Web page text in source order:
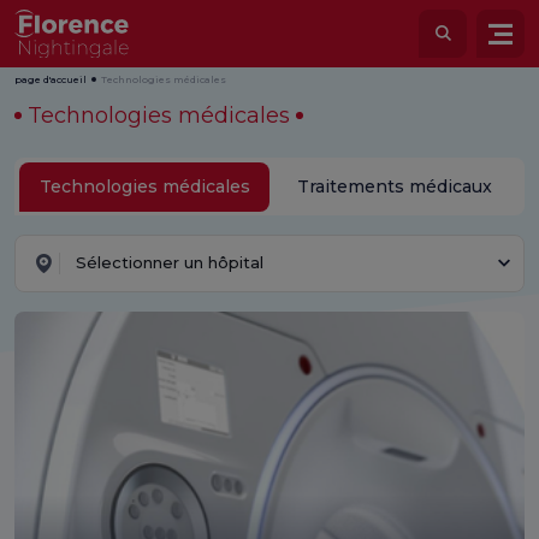
page d'accueil Technologies médicales
Technologies médicales
Technologies médicales Traitements médicaux
Sélectionner un hôpital